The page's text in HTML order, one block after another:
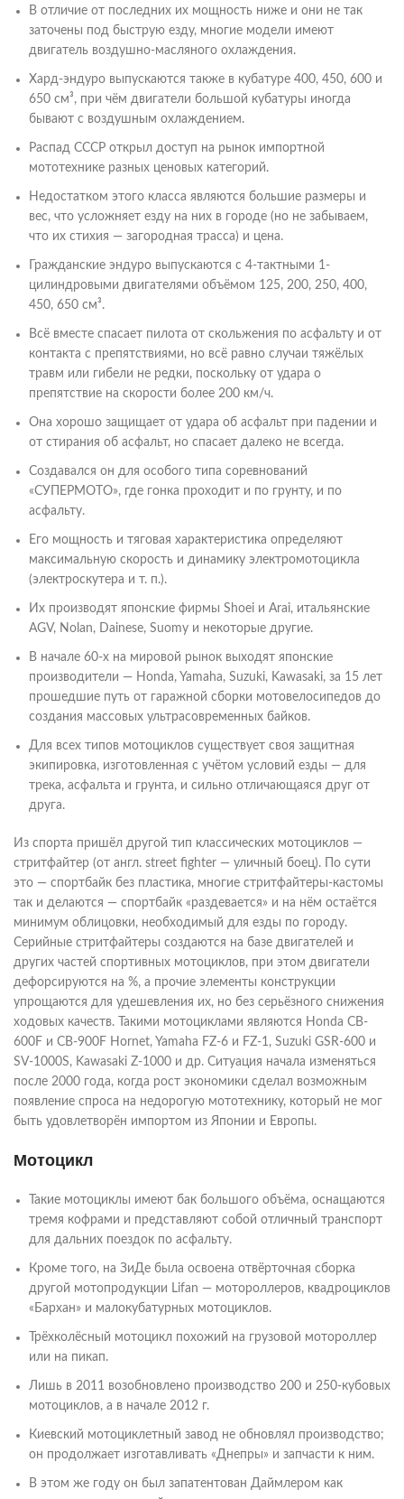
В отличие от последних их мощность ниже и они не так
заточены под быструю езду, многие модели имеют
двигатель воздушно-масляного охлаждения.
Хард-эндуро выпускаются также в кубатуре 400, 450, 600 и
650 см³, при чём двигатели большой кубатуры иногда
бывают с воздушным охлаждением.
Распад СССР открыл доступ на рынок импортной
мототехнике разных ценовых категорий.
Недостатком этого класса являются большие размеры и
вес, что усложняет езду на них в городе (но не забываем,
что их стихия — загородная трасса) и цена.
Гражданские эндуро выпускаются с 4-тактными 1-
цилиндровыми двигателями объёмом 125, 200, 250, 400,
450, 650 см³.
Всё вместе спасает пилота от скольжения по асфальту и от
контакта с препятствиями, но всё равно случаи тяжёлых
травм или гибели не редки, поскольку от удара о
препятствие на скорости более 200 км/ч.
Она хорошо защищает от удара об асфальт при падении и
от стирания об асфальт, но спасает далеко не всегда.
Создавался он для особого типа соревнований
«СУПЕРМОТО», где гонка проходит и по грунту, и по
асфальту.
Его мощность и тяговая характеристика определяют
максимальную скорость и динамику электромотоцикла
(электроскутера и т. п.).
Их производят японские фирмы Shoei и Arai, итальянские
AGV, Nolan, Dainese, Suomy и некоторые другие.
В начале 60-х на мировой рынок выходят японские
производители — Honda, Yamaha, Suzuki, Kawasaki, за 15 лет
прошедшие путь от гаражной сборки мотовелосипедов до
создания массовых ультрасовременных байков.
Для всех типов мотоциклов существует своя защитная
экипировка, изготовленная с учётом условий езды — для
трека, асфальта и грунта, и сильно отличающаяся друг от
друга.
Из спорта пришёл другой тип классических мотоциклов —
стритфайтер (от англ. street fighter — уличный боец). По сути
это — спортбайк без пластика, многие стритфайтеры-кастомы
так и делаются — спортбайк «раздевается» и на нём остаётся
минимум облицовки, необходимый для езды по городу.
Серийные стритфайтеры создаются на базе двигателей и
других частей спортивных мотоциклов, при этом двигатели
дефорсируются на %, а прочие элементы конструкции
упрощаются для удешевления их, но без серьёзного снижения
ходовых качеств. Такими мотоциклами являются Honda CB-
600F и CB-900F Hornet, Yamaha FZ-6 и FZ-1, Suzuki GSR-600 и
SV-1000S, Kawasaki Z-1000 и др. Ситуация начала изменяться
после 2000 года, когда рост экономики сделал возможным
появление спроса на недорогую мототехнику, который не мог
быть удовлетворён импортом из Японии и Европы.
Мотоцикл
Такие мотоциклы имеют бак большого объёма, оснащаются
тремя кофрами и представляют собой отличный транспорт
для дальних поездок по асфальту.
Кроме того, на ЗиДе была освоена отвёрточная сборка
другой мотопродукции Lifan — мотороллеров, квадроциклов
«Бархан» и малокубатурных мотоциклов.
Трёхколёсный мотоцикл похожий на грузовой мотороллер
или на пикап.
Лишь в 2011 возобновлено производство 200 и 250-кубовых
мотоциклов, а в начале 2012 г.
Киевский мотоциклетный завод не обновлял производство;
он продолжает изготавливать «Днепры» и запчасти к ним.
В этом же году он был запатентован Даймлером как